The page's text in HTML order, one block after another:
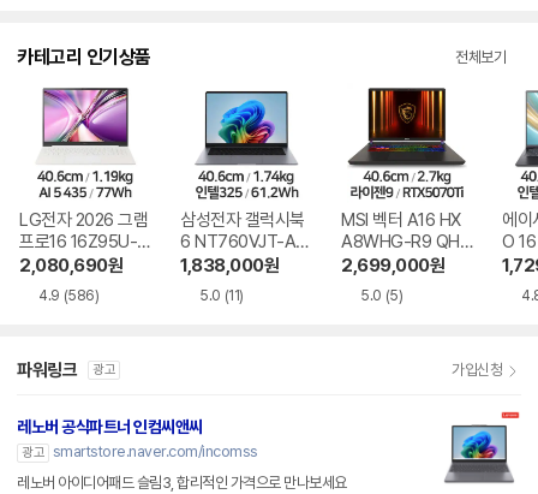
카테고리 인기상품 전체보기
LG전자 2026 그램
프로16 16Z95U-G
S5WK
2,080,690원
4.9 (586)
삼성전자 갤럭시북
6 NT760VJT-A51
A
1,838,000원
5.0 (11)
MSI 벡터 A16 HX
A8WHG-R9 QHD
+
2,699,000원
5.0 (5)
에이
O
1-
파워링크 광고 가입신청
레노버 공식파트너 인컴씨앤씨
광고 smartstore.naver.com/incomss
레노버 아이디어패드 슬림3, 합리적인 가격으로 만나보세요